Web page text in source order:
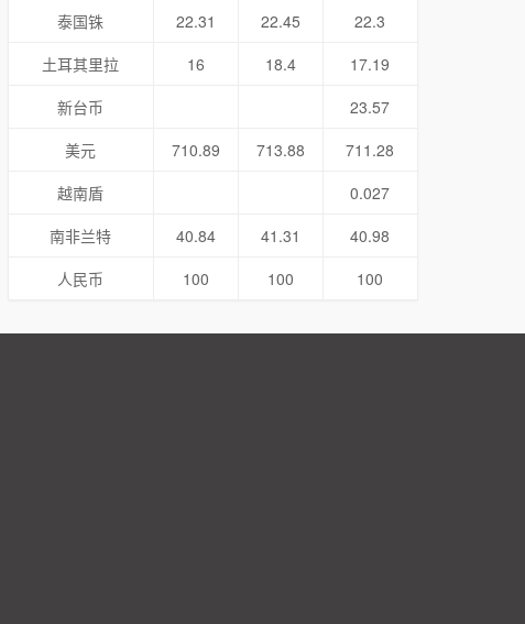
泰国铢
22.31 22.45
22.3
土耳其里拉
16 18.4
17.19
新台币
23.57
美元
710.89 713.88
711.28
越南盾
0.027
南非兰特
40.84 41.31
40.98
人民币
100 100 100